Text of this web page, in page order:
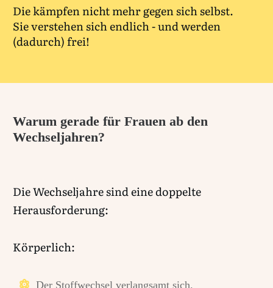
Die kämpfen nicht mehr gegen sich selbst.
Sie verstehen sich endlich - und werden
(dadurch) frei!
Warum gerade für Frauen ab den
Wechseljahren?
Die Wechseljahre sind eine doppelte
Herausforderung:
Körperlich:
Der Stoffwechsel verlangsamt sich.